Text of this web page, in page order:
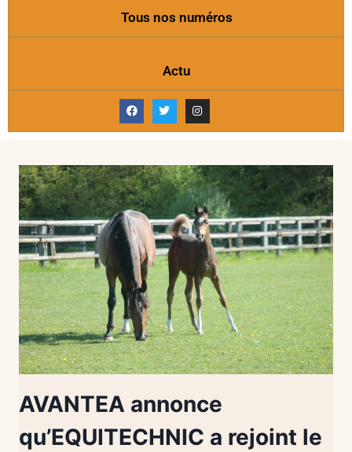
Tous nos numéros
Actu
AVANTEA annonce
qu’EQUITECHNIC a rejoint le